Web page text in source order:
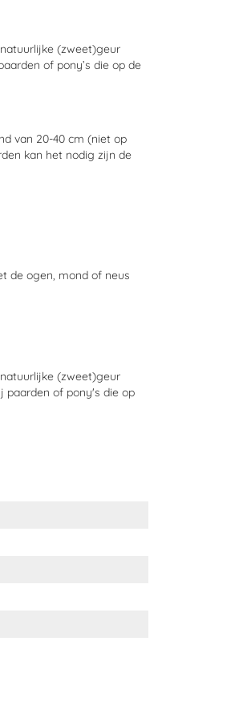
(zweet)geur
of pony’s die op de
van 20-40 cm (niet op
kan het nodig zijn de
de ogen, mond of neus
(zweet)geur
paarden of pony's die op